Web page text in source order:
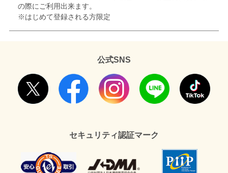
の際にご利用出来ます。
※はじめて登録される方限定
公式SNS
セキュリティ認証マーク